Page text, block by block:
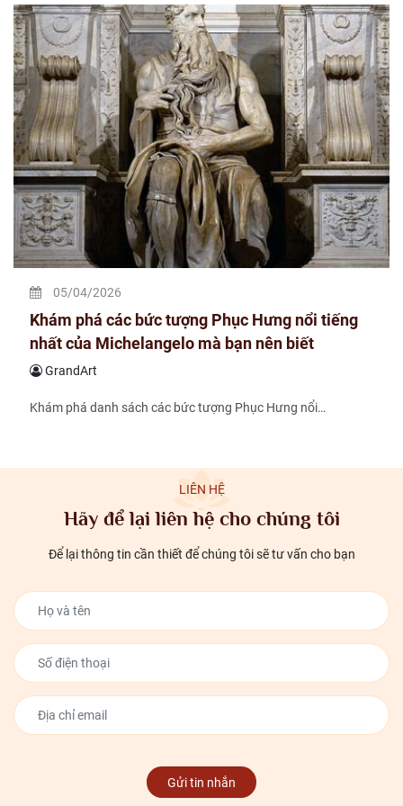
05/04/2026
Khám phá các bức tượng Phục Hưng nổi tiếng
nhất của Michelangelo mà bạn nên biết
GrandArt
Khám phá danh sách các bức tượng Phục Hưng nổi…
LIÊN HỆ
Hãy để lại liên hệ cho chúng tôi
Để lại thông tin cần thiết để chúng tôi sẽ tư vấn cho bạn
Gửi tin nhắn